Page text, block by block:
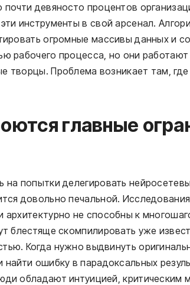
девяносто процентов
инструменты в свой арсенал.
огромные массивы данных и
рабочего процесса, но они
творцы. Проблема возникает там,
главные
на попытки делегировать
довольно печальной.
архитектурно не способны к
блестяще скомпилировать уже
Когда нужно выдвинуть
найти ошибку в парадоксальных
обладают интуицией,